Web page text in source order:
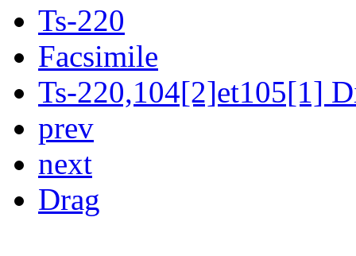
Ts-220
Facsimile
Ts-220,104[2]et105[1]
prev
next
Drag